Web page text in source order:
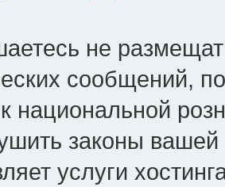
не
сообщений,
национальной
законы
услуги